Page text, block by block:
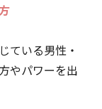
ている男性・
やパワーを出